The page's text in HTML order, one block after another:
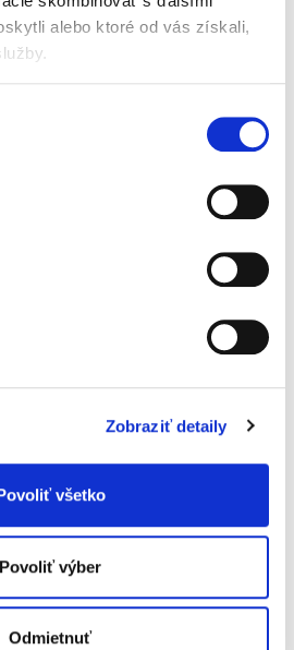
alebo ktoré od vás získali,
Zobraziť detaily
všetko
Povoliť výber
Odmietnuť
Šetrné k pokožke
materiálov, ktoré umožňujú
Pokožka vášho bábätka tak zostane